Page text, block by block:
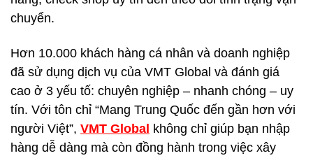
chuyển.
Hơn 10.000 khách hàng cá nhân và doanh nghiệp
đã sử dụng dịch vụ của VMT Global và đánh giá
cao ở 3 yếu tố: chuyên nghiệp – nhanh chóng – uy
tín. Với tôn chỉ “Mang Trung Quốc đến gần hơn với
người Việt”, VMT Global không chỉ giúp bạn nhập
hàng dễ dàng mà còn đồng hành trong việc xây